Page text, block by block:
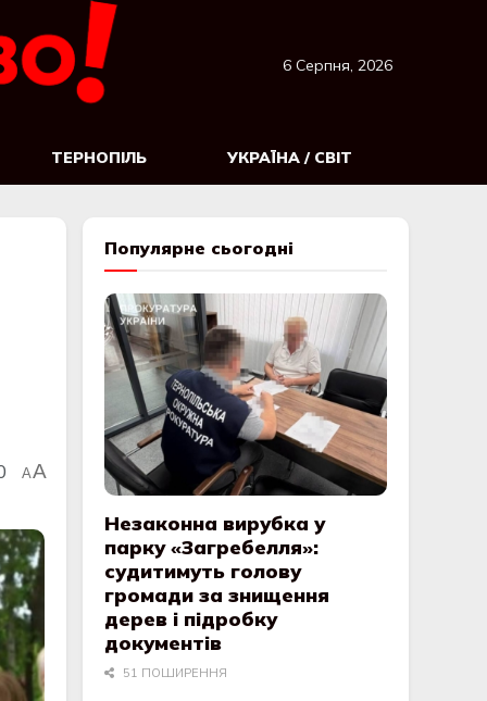
6 Серпня, 2026
ТЕРНОПІЛЬ УКРАЇНА / СВІТ
AA
Популярне сьогодні
Незаконна вирубка у
парку «Загребелля»:
судитимуть голову
громади за знищення
дерев і підробку
документів
51 ПОШИРЕННЯ